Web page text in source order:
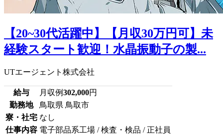
【20~30代活躍中】【月収30万円可】未
経験スタート歓迎！水晶振動子の製...
UTエージェント株式会社
給与 月収例302,000円
勤務地
鳥取県 鳥取市
寮・社宅 なし
仕事内容 電子部品系工場 / 検査・検品 / 正社員